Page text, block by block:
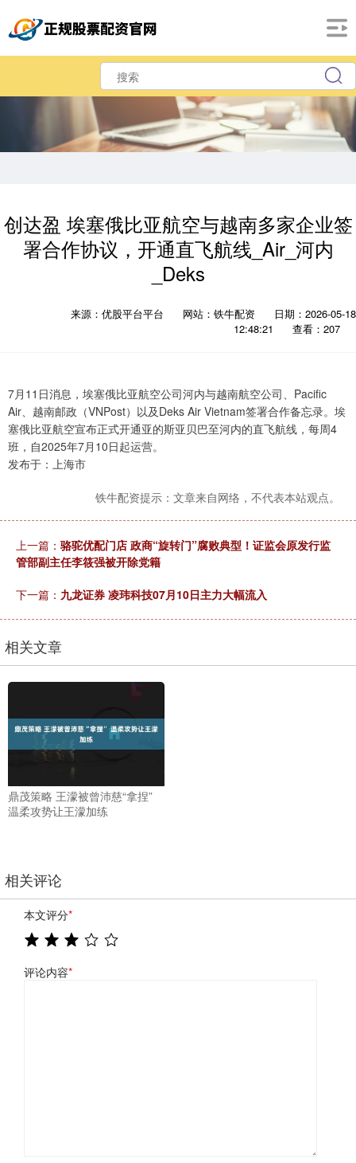
创达盈 埃塞俄比亚航空与越南多家企业签
署合作协议，开通直飞航线_Air_河内
_Deks
来源：优股平台平台 网站：铁牛配资
日期：2026-05-18
12:48:21
查看：207
7月11日消息，埃塞俄比亚航空公司河内与越南航空公司、Pacific
Air、越南邮政（VNPost）以及Deks Air Vietnam签署合作备忘录。埃
塞俄比亚航空宣布正式开通亚的斯亚贝巴至河内的直飞航线，每周4
班，自2025年7月10日起运营。
发布于：上海市
铁牛配资提示：文章来自网络，不代表本站观点。
上一篇： 骆驼优配门店 政商“旋转门”腐败典型！证监会原发行监
管部副主任李筱强被开除党籍
下一篇： 九龙证券 凌玮科技07月10日主力大幅流入
相关文章
鼎茂策略 王濛被曾沛慈“拿捏”
温柔攻势让王濛加练
相关评论
本文评分*
评论内容*